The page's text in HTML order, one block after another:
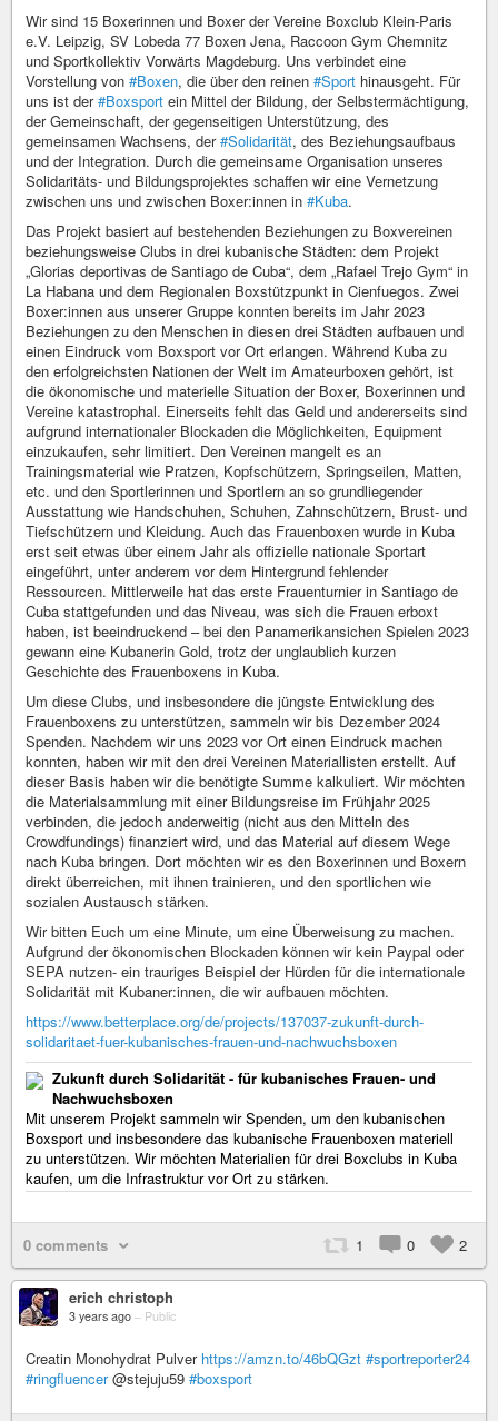
Wir sind 15 Boxerinnen und Boxer der Vereine Boxclub Klein-Paris
e.V. Leipzig, SV Lobeda 77 Boxen Jena, Raccoon Gym Chemnitz
und Sportkollektiv Vorwärts Magdeburg. Uns verbindet eine
Vorstellung von #Boxen, die über den reinen #Sport hinausgeht. Für
uns ist der#Boxsport ein Mittel der Bildung, der Selbstermächtigung,
der Gemeinschaft, der gegenseitigen Unterstützung, des
gemeinsamen Wachsens, der#Solidarität, des Beziehungsaufbaus
und der Integration. Durch die gemeinsame Organisation unseres
Solidaritäts- und Bildungsprojektes schaffen wir eine Vernetzung
zwischen uns und zwischen Boxer:innen in #Kuba.
Das Projekt basiert auf bestehenden Beziehungen zu Boxvereinen
beziehungsweise Clubs in drei kubanische Städten: dem Projekt
„Glorias deportivas de Santiago de Cuba“, dem „Rafael Trejo Gym“ in
La Habana und dem Regionalen Boxstützpunkt in Cienfuegos. Zwei
Boxer:innen aus unserer Gruppe konnten bereits im Jahr 2023
Beziehungen zu den Menschen in diesen drei Städten aufbauen und
einen Eindruck vom Boxsport vor Ort erlangen. Während Kuba zu
den erfolgreichsten Nationen der Welt im Amateurboxen gehört, ist
die ökonomische und materielle Situation der Boxer, Boxerinnen und
Vereine katastrophal. Einerseits fehlt das Geld und andererseits sind
aufgrund internationaler Blockaden die Möglichkeiten, Equipment
einzukaufen, sehr limitiert. Den Vereinen mangelt es an
Trainingsmaterial wie Pratzen, Kopfschützern, Springseilen, Matten,
etc. und den Sportlerinnen und Sportlern an so grundliegender
Ausstattung wie Handschuhen, Schuhen, Zahnschützern, Brust- und
Tiefschützern und Kleidung. Auch das Frauenboxen wurde in Kuba
erst seit etwas über einem Jahr als offizielle nationale Sportart
eingeführt, unter anderem vor dem Hintergrund fehlender
Ressourcen. Mittlerweile hat das erste Frauenturnier in Santiago de
Cuba stattgefunden und das Niveau, was sich die Frauen erboxt
haben, ist beeindruckend – bei den Panamerikansichen Spielen 2023
gewann eine Kubanerin Gold, trotz der unglaublich kurzen
Geschichte des Frauenboxens in Kuba.
Um diese Clubs, und insbesondere die jüngste Entwicklung des
Frauenboxens zu unterstützen, sammeln wir bis Dezember 2024
Spenden. Nachdem wir uns 2023 vor Ort einen Eindruck machen
konnten, haben wir mit den drei Vereinen Materiallisten erstellt. Auf
dieser Basis haben wir die benötigte Summe kalkuliert. Wir möchten
die Materialsammlung mit einer Bildungsreise im Frühjahr 2025
verbinden, die jedoch anderweitig (nicht aus den Mitteln des
Crowdfundings) finanziert wird, und das Material auf diesem Wege
nach Kuba bringen. Dort möchten wir es den Boxerinnen und Boxern
direkt überreichen, mit ihnen trainieren, und den sportlichen wie
sozialen Austausch stärken.
Wir bitten Euch um eine Minute, um eine Überweisung zu machen.
Aufgrund der ökonomischen Blockaden können wir kein Paypal oder
SEPA nutzen- ein trauriges Beispiel der Hürden für die internationale
Solidarität mit Kubaner:innen, die wir aufbauen möchten.
https://www.betterplace.org/de/projects/137037-zukunft-durch-
solidaritaet-fuer-kubanisches-frauen-und-nachwuchsboxen
Zukunft durch Solidarität - für kubanisches Frauen- und
Nachwuchsboxen
Mit unserem Projekt sammeln wir Spenden, um den kubanischen
Boxsport und insbesondere das kubanische Frauenboxen materiell
zu unterstützen. Wir möchten Materialien für drei Boxclubs in Kuba
kaufen, um die Infrastruktur vor Ort zu stärken.
0 comments 1 0 2
erich christoph
3 years ago – Public
Creatin Monohydrat Pulver https://amzn.to/46bQGzt #sportreporter24
#ringfluencer@stejuju59 #boxsport